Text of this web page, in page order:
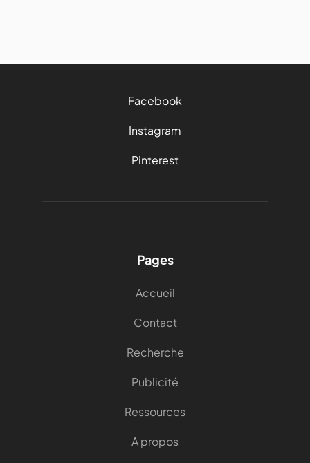
Facebook
Instagram
Pinterest
Pages
Accueil
Contact
Recherche
Publicité
Ressources
A propos